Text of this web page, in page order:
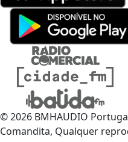
© 2026 BMHAUDIO
Comandita, Qualquer